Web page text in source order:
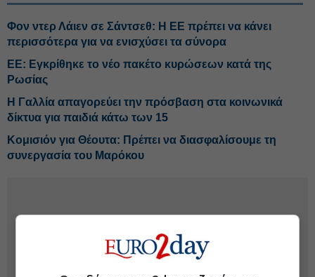
Φον ντερ Λάιεν σε Σάντσεθ: Η ΕΕ πρέπει να κάνει
περισσότερα για να ενισχύσει τα σύνορα
ΕΕ: Εγκρίθηκε το νέο πακέτο κυρώσεων κατά της
Ρωσίας
H Γαλλία απαγορεύει την πρόσβαση στα κοινωνικά
δίκτυα για παιδιά κάτω των 15
Κομισιόν για Θέουτα: Πρέπει να διασφαλίσουμε τη
συνεργασία του Μαρόκου